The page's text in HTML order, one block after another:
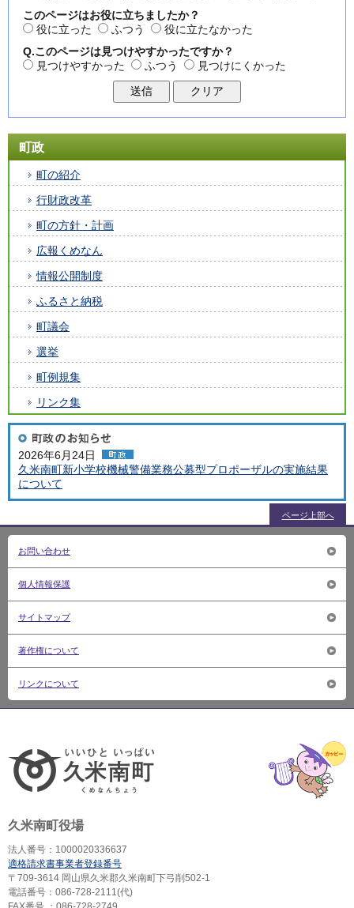
このページはお役に立ちましたか？
役に立った
ふつう
役に立たなかった
Q.このページは見つけやすかったですか？
見つけやすかった
ふつう 見つけにくかった
町政
町の紹介
行財政改革
町の方針・計画
広報くめなん
情報公開制度
ふるさと納税
町議会
選挙
町例規集
リンク集
2026年6月24日
久米南町新小学校機械警備業務公募型プロポーザルの実施結果
について
ページ上部へ
お問い合わせ
個人情報保護
サイトマップ
著作権について
リンクについて
いい
久米南町役場
法人番号：1000020336637
適格請求書事業者登録番号
〒709-3614 岡山県久米郡久米南町下弓削502-1
電話番号：086-728-2111(代)